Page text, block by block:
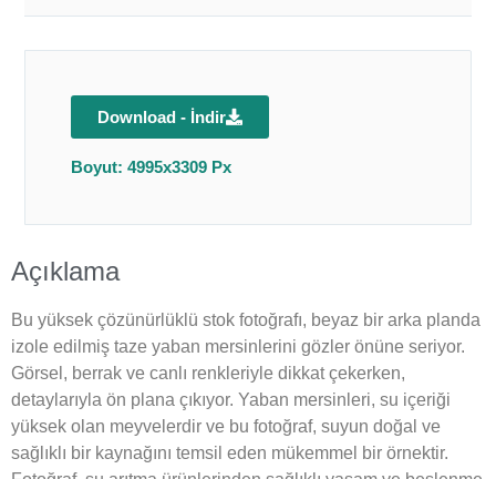
Download - İndir
Boyut: 4995x3309 Px
Açıklama
Bu yüksek çözünürlüklü stok fotoğrafı, beyaz bir arka planda
izole edilmiş taze yaban mersinlerini gözler önüne seriyor.
Görsel, berrak ve canlı renkleriyle dikkat çekerken,
detaylarıyla ön plana çıkıyor. Yaban mersinleri, su içeriği
yüksek olan meyvelerdir ve bu fotoğraf, suyun doğal ve
sağlıklı bir kaynağını temsil eden mükemmel bir örnektir.